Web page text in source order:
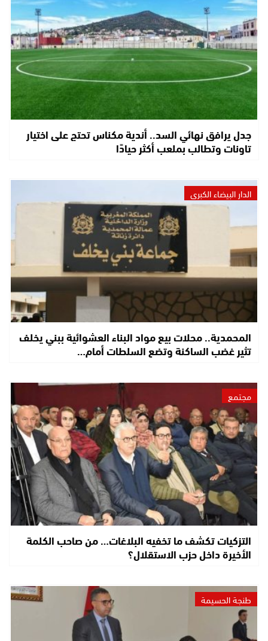
جدل يرافق نهائي السد.. أندية مكناس تحتج على اختيار
تاونات وتطالب بملعب أكثر حيادًا
الدار البيضاء الكبرى
المحمدية.. محلات بيع مواد البناء العشوائية ببني يخلف
تثير غضب الساكنة وتضع السلطات أمام…
مجتمع
التزكيات تكشف ما تخفيه البلاغات… من صاحب الكلمة
الأخيرة داخل حزب الاستقلال؟
طنجة الحسيمة